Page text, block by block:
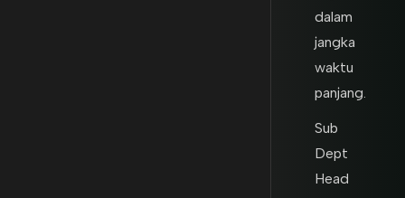
dalam
jangka
waktu
panjang.
Sub
Dept
Head